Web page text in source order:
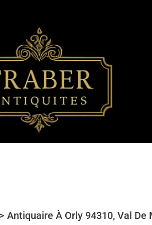
Antiquaire À Orly 94310, Val De